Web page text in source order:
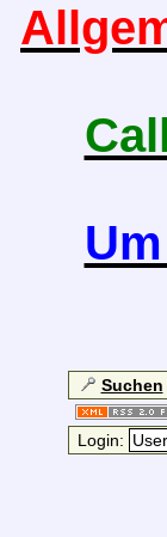
Suchen
Login: